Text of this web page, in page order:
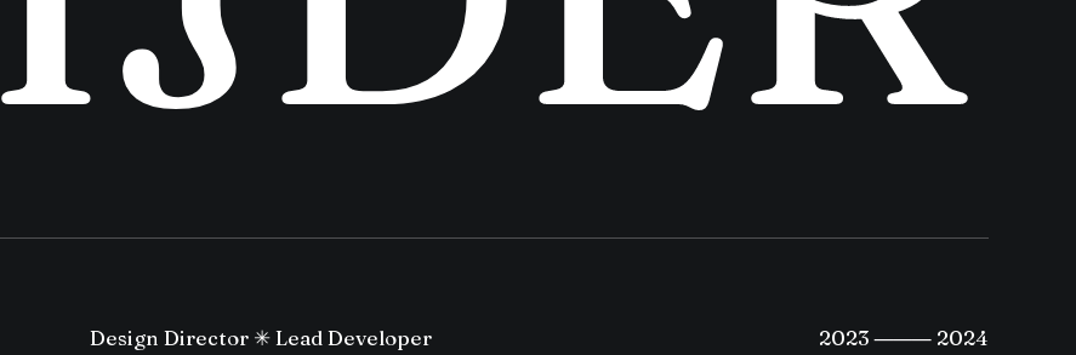
Design Director ✳︎ Lead Developer 2023 ⸻ 2024